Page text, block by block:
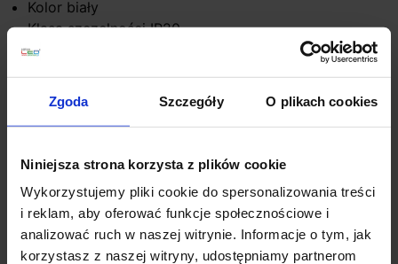
Zgoda Szczegóły O plikach cookies
Niniejsza strona korzysta z plików cookie
Wykorzystujemy pliki cookie do spersonalizowania treści
i reklam, aby oferować funkcje społecznościowe i
analizować ruch w naszej witrynie. Informacje o tym, jak
korzystasz z naszej witryny, udostępniamy partnerom
Kolor biały
Klasa szczelności IP20
Producent Astro Lighting
Informacje dodatkowe:
Kinkiet może być malowany na dowolny kolor
Szczegóły produktu